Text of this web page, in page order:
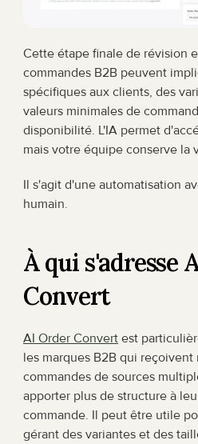
Cette étape finale de révision
commandes B2B peuvent
spécifiques aux clients, des
valeurs minimales de
disponibilité. L'IA permet
mais votre équipe conserve la
Il s'agit d'une automatisation
humain.
À qui s'adresse
Convert
AI Order Convert est
les marques B2B qui
commandes de sources
apporter plus de structure à
commande. Il peut être utile
gérant des variantes et des